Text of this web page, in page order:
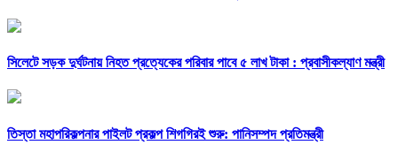
সিলেটে সড়ক দুর্ঘটনায় নিহত প্রত্যেকের পরিবার পাবে ৫ লাখ টাকা : প্রবাসীকল্যাণ মন্ত্রী
তিস্তা মহাপরিকল্পনার পাইলট প্রকল্প শিগগিরই শুরু: পানিসম্পদ প্রতিমন্ত্রী